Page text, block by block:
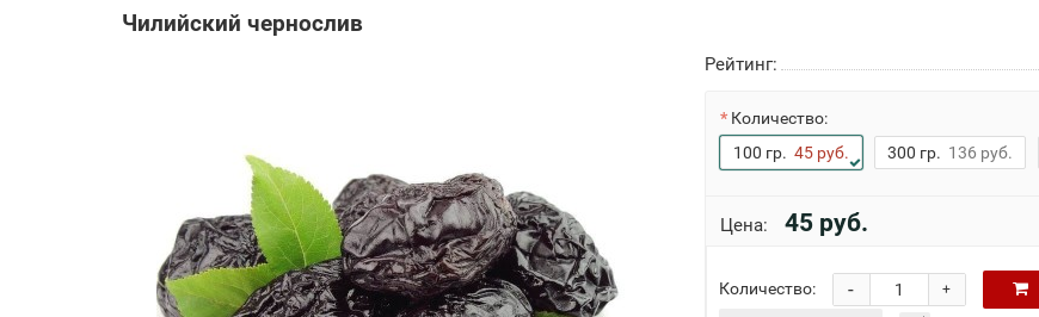
Чилийский чернослив
Рейтинг:
Количество:
100 гр. 45 руб. 300 гр. 136 руб.
Цена: 45 руб.
Количество: +
-